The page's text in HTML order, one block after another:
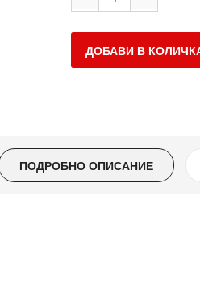
ДОБАВИ В
ПОДРОБНО ОПИСАНИЕ